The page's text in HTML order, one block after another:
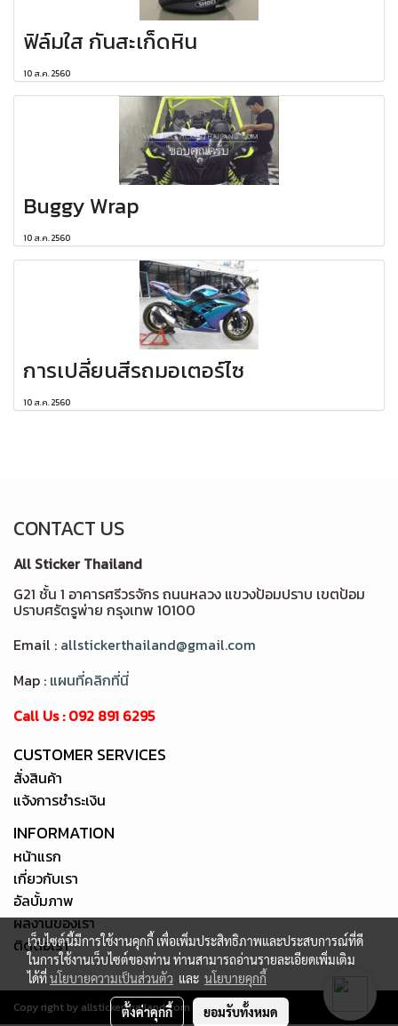
ฟิล์มใส กันสะเก็ดหิน
10 ส.ค. 2560
Buggy Wrap
10 ส.ค. 2560
การเปลี่ยนสีรถมอเตอร์ไซ
10 ส.ค. 2560
CONTACT US
All Sticker Thailand
G21 ชั้น 1 อาคารศรีวรจักร ถนนหลวง แขวงป้อมปราบ เขตป้อม
ปราบศรัตรูพ่าย กรุงเทพ 10100
Email : allstickerthailand@gmail.com
Map : แผนที่คลิกที่นี่
Call Us : 092 891 6295
CUSTOMER SERVICES
สั่งสินค้า
แจ้งการชำระเงิน
INFORMATION
หน้าแรก
เกี่ยวกับเรา
อัลบั้มภาพ
ผลงานของเรา
ติดต่อเรา
Copy right by allstickerthailand.com
เว็บไซต์นี้มีการใช้งานคุกกี้ เพื่อเพิ่มประสิทธิภาพและประสบการณ์ที่ดี
ในการใช้งานเว็บไซต์ของท่าน ท่านสามารถอ่านรายละเอียดเพิ่มเติม
ได้ที่นโยบายความเป็นส่วนตัว และ นโยบายคุกกี้
ตั้งค่าคุกกี้ ยอมรับทั้งหมด